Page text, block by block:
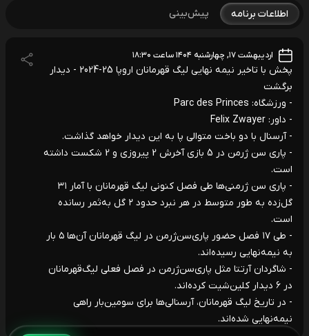
اطلاعات برنامه پیش‌بینی
اردیبهشت ۱۷, چهارشنبه ۱۴۰۴ ساعت ۱۸:۳۰
پخش با تاخیر نیمه نهایی لیگ قهرمانان اروپا 25-2024 - دیدار
برگشت
- ورزشگاه: Parc des Princes
- داور: Felix Zwayer
- آرسنال با دو باخت متوالی پا به این دیدار خواهد گذاشت.
- پاری سن ژرمن در 5 بازی آخرش 2 پیروزی و 2 شکست داشته
است.
- پاری سن‌ ژرمنی‌ها طی فصل کنونی لیگ قهرمانان با آمار ۳۱
گل‌زده به‌ طور متوسط در هر نبرد حدود ۲ گل به‌ثمر رسانده‌
است.
- طی ۱۷ فصل حضور پاری‌سن‌ژرمن در لیگ قهرمانان آن‌ها ۵ بار
به نیمه‌نهایی رسیده‌اند.
- شاگردان آرتتا مثل پاری‌سن‌ژرمن در فصل فعلی لیگ‌قهرمانان
در ۶ دیدار کلین‌شیت کرده‌اند.
- در تاریخ لیگ قهرمانان، آرسنالی‌ها برای سومین‌بار راهی
نیمه‌نهایی شده‌اند.